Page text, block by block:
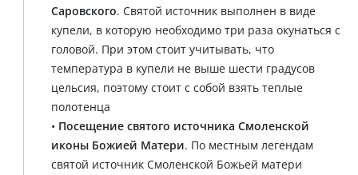
Саровского. Святой источник выполнен в виде
купели, в которую необходимо три раза окунаться с
головой. При этом стоит учитывать, что
температура в купели не выше шести градусов
цельсия, поэтому стоит с собой взять теплые
полотенца
• Посещение святого источника Смоленской
иконы Божией Матери. По местным легендам
святой источник Смоленской Божьей матери